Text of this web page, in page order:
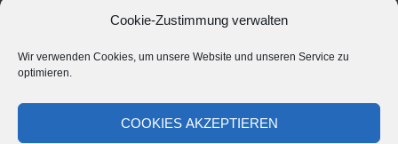
Cookie-Zustimmung verwalten
Wir verwenden Cookies, um unsere Website und unseren Service zu
optimieren.
COOKIES AKZEPTIEREN
COOKIE-RICHTLINIE (EU) KUNST & HANDWERK
HANS GRIMM DEINE STIMME. DEIN CHOR. DEIN ERFOLG
CHORSTIMME ÜBEN – A CAPPELLA ÜBE-MP3 FÜR CHÖRE